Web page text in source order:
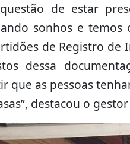
questão de estar
sonhos e temos
de Registro
dessa
que as pessoas
destacou o